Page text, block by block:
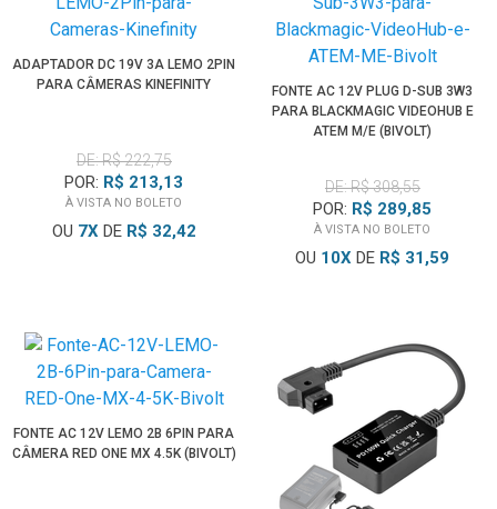
ADAPTADOR DC 19V 3A LEMO 2PIN
PARA CÂMERAS KINEFINITY
DE: R$ 222,75
POR: R$ 213,13
À VISTA NO BOLETO
OU 7XDE R$ 32,42
FONTE AC 12V PLUG D-SUB 3W3
PARA BLACKMAGIC VIDEOHUB E
ATEM M/E (BIVOLT)
DE: R$ 308,55
POR: R$ 289,85
À VISTA NO BOLETO
OU 10X DE R$ 31,59
FONTE AC 12V LEMO 2B 6PIN PARA
CÂMERA RED ONE MX 4.5K (BIVOLT)